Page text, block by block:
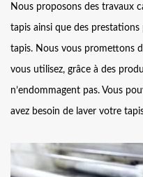
Nous proposons des travaux
tapis ainsi que des
tapis. Nous vous promettons
vous utilisez, grâce à des
n’endommagent pas. Vous
avez besoin de laver votre